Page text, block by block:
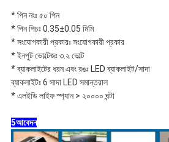
* পিন নংঃ ৫০ পিন
* পিন পিচঃ 0.35±0.05 মিমি
* সংযোগকারী প্রকারঃ সংযোগকারী প্রকার
* ইনপুট ভোল্টেজঃ ৩.২ ভোল্ট
* ব্যাকলাইটের ধরন এবং রঙঃ LED ব্যাকলাইট/সাদা
ব্যাকলাইটঃ 6 সাদা LED সমান্তরাল
* এলইডি লাইফ স্প্যান > ২০০০০ ঘন্টা
5আবেদন